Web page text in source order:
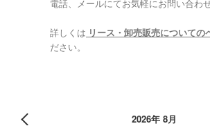
電話、メールにてお気軽にお問い合わ
詳しくは リース・卸売販売についての
ださい。
2026年 8月